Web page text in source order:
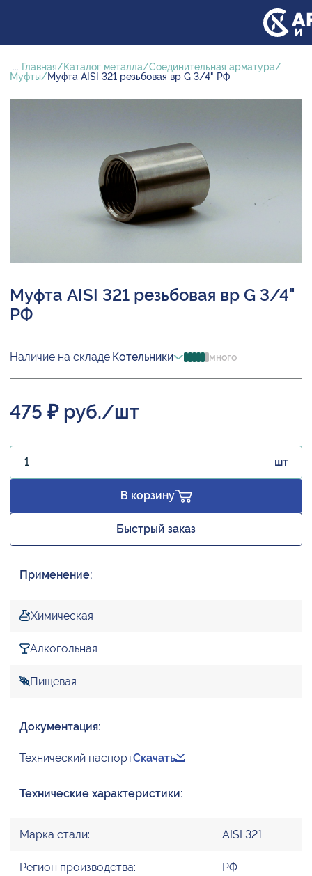
... Главная Каталог металла
Соединительная арматура
Муфты
Муфта AISI 321 резьбовая вр G 3/4" РФ
Муфта AISI 321 резьбовая вр G 3/4"
РФ
Наличие на складе:Котельники много
475 ₽ руб./шт
шт
В корзину
Быстрый заказ
Применение:
Химическая
Алкогольная
Пищевая
Документация:
Технический паспортСкачать
Технические характеристики:
Марка стали: AISI 321
Регион производства: РФ